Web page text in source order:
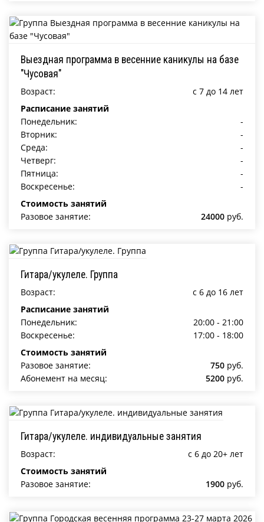
Выездная программа в весенние каникулы на базе
"Чусовая"
Возраст:
c 7 до 14 лет
Расписание занятий
Понедельник:
-
Вторник:
-
Среда:
-
Четверг:
-
Пятница:
-
Воскресенье:
-
Стоимость занятий
Разовое занятие:
24000 руб.
Гитара/укулеле. Группа
Возраст:
c 6 до 16 лет
Расписание занятий
Понедельник:
20:00 - 21:00
Воскресенье:
17:00 - 18:00
Стоимость занятий
Разовое занятие:
750 руб.
Абонемент на месяц:
5200 руб.
Гитара/укулеле. индивидуальные занятия
Возраст:
c 6 до 20+ лет
Стоимость занятий
Разовое занятие:
1900 руб.